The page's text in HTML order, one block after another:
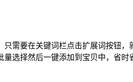
需要在关键词栏点击扩展词按钮
选择然后一键添加到宝贝中，省时